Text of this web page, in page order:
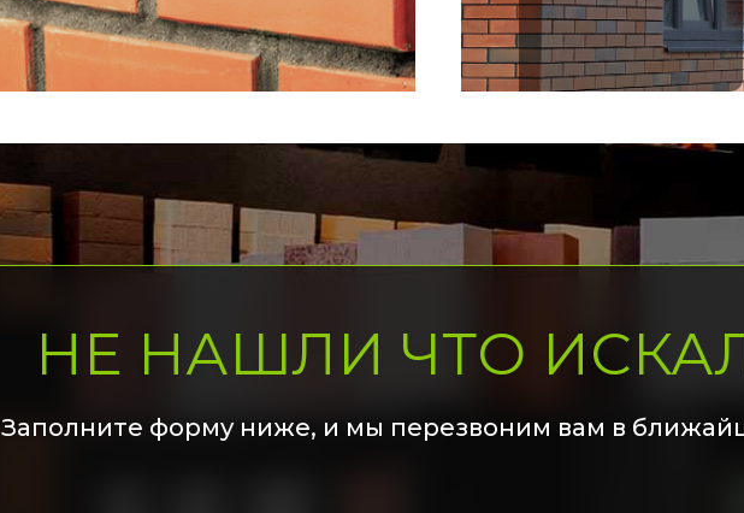
НЕ НАШЛИ ЧТО
Заполните форму ниже, и мы перезвоним вам в